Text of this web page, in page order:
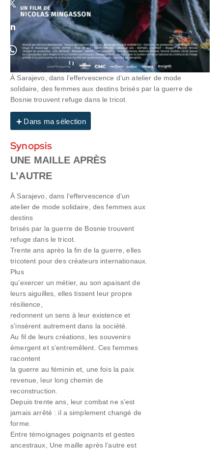
À Sarajevo, dans l’effervescence d’un atelier de mode
solidaire, des femmes aux destins brisés par la guerre de
Bosnie trouvent refuge dans le tricot.
Dans ma sélection
Synopsis
UNE MAILLE APRÈS
L’AUTRE
À Sarajevo, dans l’effervescence d’un
atelier de mode solidaire, des femmes aux
destins
brisés par la guerre de Bosnie trouvent
refuge dans le tricot.
Trente ans après la fin de la guerre, elles
tricotent pour des créateurs internationaux.
Plus
qu’exercer un métier, au son apaisant de
leurs aiguilles, elles tissent leur propre
résilience,
redonnent un sens à leur existence et
s’insèrent autrement dans la société.
Au fil de leurs créations, les souvenirs
émergent et s’entremêlent. Ces femmes
racontent
la guerre au féminin et, une fois la paix
revenue, leur long chemin de
reconstruction.
Depuis trente ans, leur combat ne s’est
jamais arrêté : il a simplement changé de
forme.
Entre témoignages poignants et gestes
ancestraux, Une maille après l’autre est